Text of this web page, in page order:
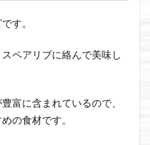
す。
ペアリブに絡んで美味し
富に含まれているので、
の食材です。